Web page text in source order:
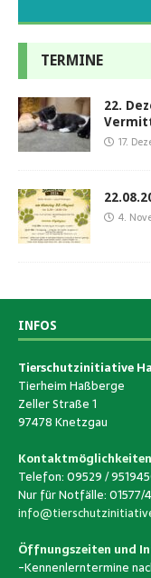
TERMINE
22.
17.
4.
INFOS
Tierschutzinitiative
Tierheim Haßberge
Zeller Straße 1
97478 Knetzgau
Kontaktmöglichkeiten
Telefon: 09529 /
Nur für Notfälle: 01577/
Öffnungszeiten und
-Kennenlerntermine